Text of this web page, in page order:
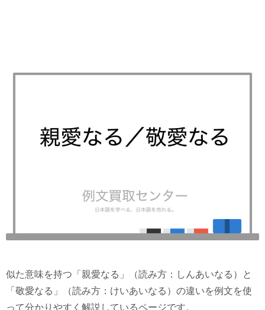
似た意味を持つ「親愛なる」（読み方：しんあいなる）と
「敬愛なる」（読み方：けいあいなる）の違いを例文を使
って分かりやすく解説しているページです。